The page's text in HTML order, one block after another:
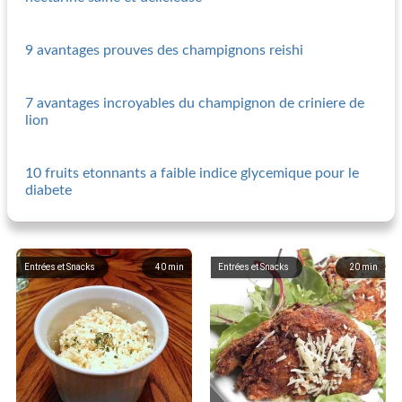
9 avantages prouves des champignons reishi
7 avantages incroyables du champignon de criniere de
lion
10 fruits etonnants a faible indice glycemique pour le
diabete
40 min
Entrées et Snacks 20min
Entrées et Snacks